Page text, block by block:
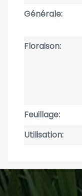
Générale
Floraison
Feuillage
Utilisation